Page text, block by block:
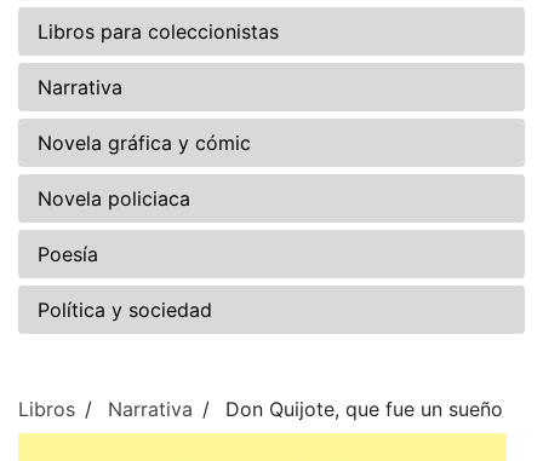
Libros para coleccionistas
Narrativa
Novela gráfica y cómic
Novela policiaca
Poesía
Política y sociedad
Libros Narrativa Don Quijote, que fue un sueño